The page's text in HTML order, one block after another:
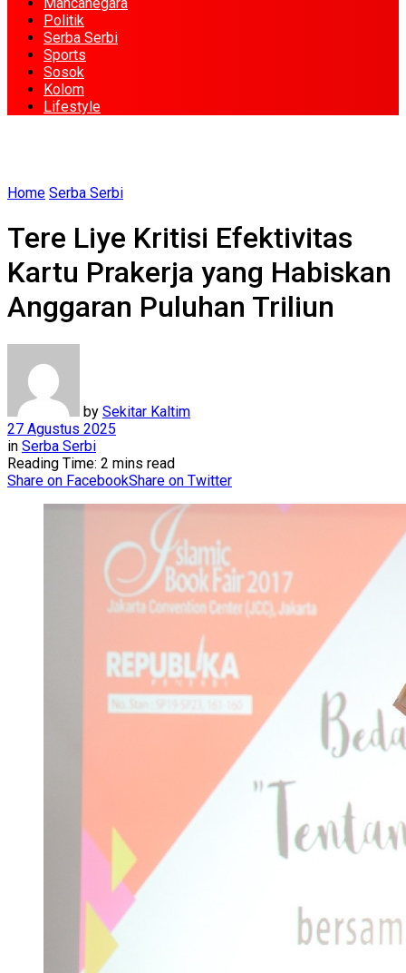
Politik
Serba Serbi
Sports
Sosok
Kolom
Lifestyle
Home Serba Serbi
Tere Liye Kritisi Efektivitas
Kartu Prakerja yang Habiskan
Anggaran Puluhan Triliun
by Sekitar Kaltim
27 Agustus 2025
in Serba Serbi
Reading Time: 2 mins read
Share on FacebookShare on Twitter